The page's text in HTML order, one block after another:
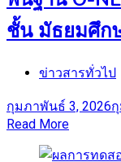
ชั้น มัธยมศึก
ข่าวสารทั่วไป
กุมภาพันธ์ 3, 2026
Read More